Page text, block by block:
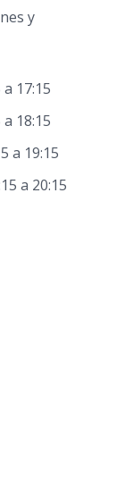
y
17:15
18:15
a 19:15
a 20:15